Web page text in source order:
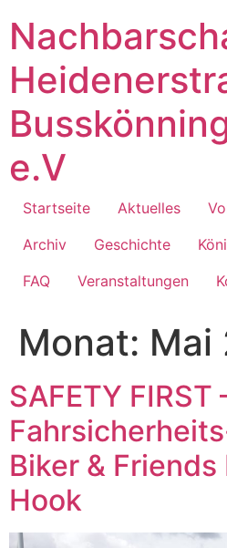
Inhalt
springen
e.V
Startseite Aktuelles
Archiv
Geschichte
FAQ
Veranstaltungen
Monat: Mai
SAFETY
Biker &
Hook